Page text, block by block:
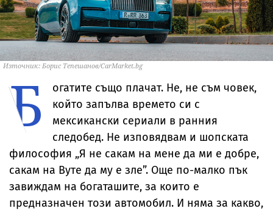
Източник: Борис Тепешанов/CarMarket.bg
Б
огатите също плачат. Не, не съм човек,
който запълва времето си с
мексикански сериали в ранния
следобед. Не изповядвам и шопската
философия „Я не сакам на мене да ми е добре,
сакам на Вуте да му е зле”. Още по-малко пък
завиждам на богаташите, за които е
предназначен този автомобил. И няма за какво,